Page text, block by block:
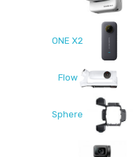
ONE X2
Flow
Sphere